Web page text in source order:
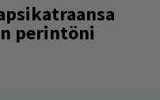
perintöni